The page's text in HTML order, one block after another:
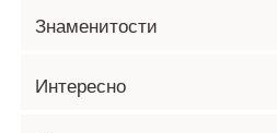
Знаменитости
Интересно